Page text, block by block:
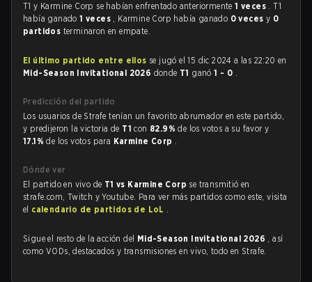
T1 y Karmine Corp se habían enfrentado anteriormente1 veces . T1
había ganado1 veces , Karmine Corp había ganado 0 veces y 0
partidos terminaron en empate.
El último partido entre ellos se jugó el 15 dic 2024 a las 22:20 en
Mid-Season Invitational 2026 donde T1 ganó1 - 0 .
Predicción del partido
Los usuarios de Strafe tenían un favorito abrumador en este partido,
y predijeron la victoria de T1con 82.9%de los votos a su favor y
17.1%de los votos para Karmine Corp .
Dónde ver
El partido en vivo de T1 vs Karmine Corp se transmitió en
strafe.com, Twitch y Youtube. Para ver más partidos como este, visita
el calendario de partidos de LoL .
Sigue el resto de la acción del Mid-Season Invitational 2026 , así
como VODs, destacados y transmisiones en vivo, todo en Strafe.